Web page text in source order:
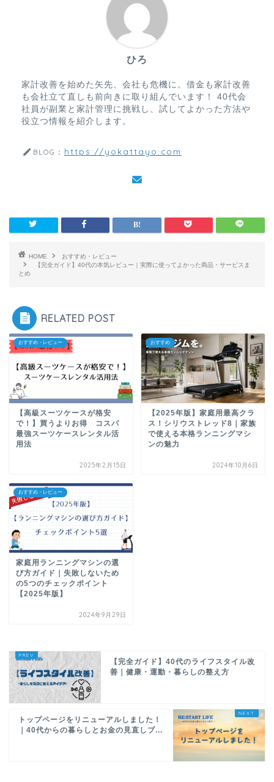
ひろ
家計改善を始めた矢先、会社も危機に。借金も家計改善
も会社立て直しも前向きに取り組んでいます！ 40代会
社員が副業と家計管理に挑戦し、試してよかった方法や
役立つ情報を紹介します。
BLOG： https://yokattayo.com
HOME
おすすめ・レビュー
【完全ガイド】40代の本気レビュー｜実際に使ってよかった商品・サービスま
とめ
RELATED POST
おすすめ・レビュー
【高級スーツケースが格安
で！】買うよりお得 コスパ
最強スーツケースレンタル活
用法
2025年2月15日
おすすめ
【2025年版】家庭用最高クラ
ス！シリウストレッド8｜家族
で使える本格ランニングマシ
ンの魅力
2024年10月6日
おすすめ・レビュー
家庭用ランニングマシンの選
び方ガイド｜失敗しないため
の5つのチェックポイント
【2025年版】
2024年9月29日
【完全ガイド】40代のライフスタイル改
善｜健康・運動・暮らしの整え方
トップページをリニューアルしました！
｜40代からの暮らしとお金の見直しブ...